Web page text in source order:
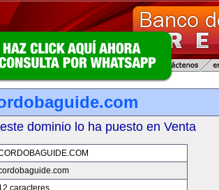
dominio lo ha puesto en Venta
caracteres